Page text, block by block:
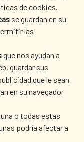
de cookies.
se guardan en su
las
que nos ayudan a
guardar sus
que le sean
en su navegador
o todas estas
podría afectar a
WE COOPERATE?
PRESS ROOM
LIBRARY